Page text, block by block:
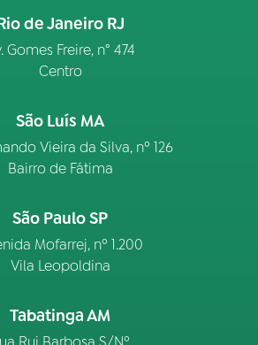
de Janeiro RJ
Gomes Freire, n° 474
Centro
São Luís MA
Vieira da Silva, nº 126
Bairro de Fátima
São Paulo SP
Mofarrej, nº 1.200
Vila Leopoldina
Tabatinga AM